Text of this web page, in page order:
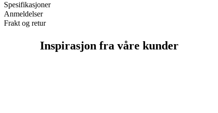
Spesifikasjoner
Anmeldelser
Frakt og retur
Inspirasjon fra våre kunder